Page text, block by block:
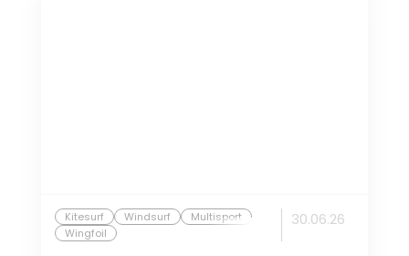
Kitesurf Windsurf
Multisport
Wingfoil
30.06.26